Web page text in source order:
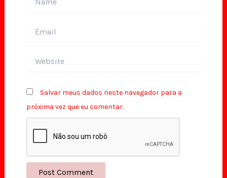
Salvar meus dados neste navegador para a
próxima vez que eu comentar.